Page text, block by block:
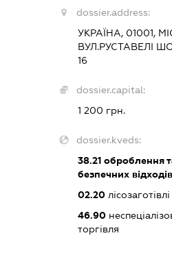
dossier.address:
УКРАЇНА, 01001,
ВУЛ.РУСТАВЕЛІ
16
dossier.capital:
1 200 грн.
dossier.kveds:
38.21 оброблення
безпечних відходів
02.20 лісозаготівлі
46.90
торгівля